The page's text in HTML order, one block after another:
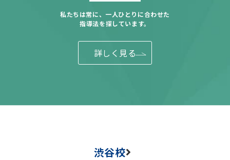
私たちは常に、一人ひとりに合わせた
指導法を探しています。
詳しく見る
渋谷校